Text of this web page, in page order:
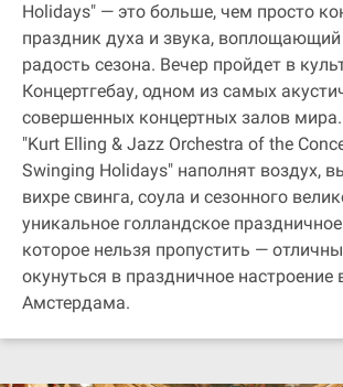
Holidays" — это больше, чем просто
праздник духа и звука, воплощающий
радость сезона. Вечер пройдет в
Концертгебау, одном из самых
совершенных концертных залов
"Kurt Elling & Jazz Orchestra of the
Swinging Holidays" наполнят воздух,
вихре свинга, соула и сезонного
уникальное голландское
которое нельзя пропустить —
окунуться в праздничное
Амстердама.